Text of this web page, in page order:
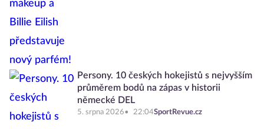
Persony. 10 českých hokejistů s nejvyšším
průměrem bodů na zápas v historii
německé DEL
5. srpna 2026 22:04SportRevue.cz